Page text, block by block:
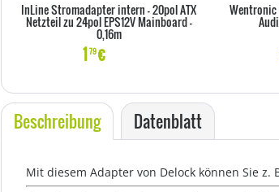
InLine Stromadapter intern - 20pol ATX
Netzteil zu 24pol EPS12V Mainboard -
0,16m
1 79€
Wentronic
Beschreibung Datenblatt
Mit diesem Adapter von Delock können Sie